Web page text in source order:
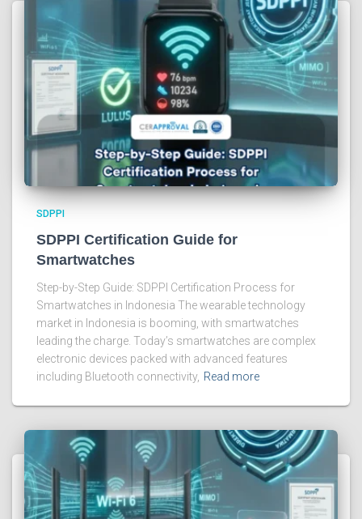
SDPPI
SDPPI Certification Guide for
Smartwatches
Step-by-Step Guide: SDPPI Certification Process for
Smartwatches in Indonesia The wearable technology
market in Indonesia is booming, with smartwatches
leading the charge. Today’s smartwatches are complex
electronic devices packed with advanced features
including Bluetooth connectivity, Read more